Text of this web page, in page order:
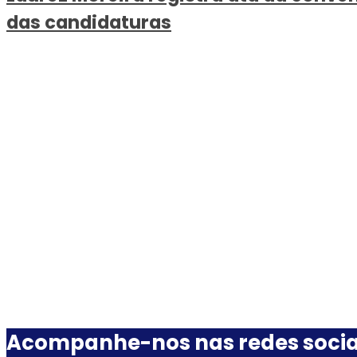
das candidaturas
Acompanhe-nos nas redes